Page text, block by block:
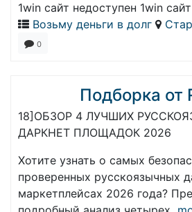
1win сайт недоступен 1win
Возьму деньги в долг
0
Подборка от
18]ОБЗОР 4 ЛУЧШИХ
ДАРКНЕТ ПЛОЩАДОК 2026
Хотите узнать о самых
проверенных русскоязычных
маркетплейсах 2026 года?